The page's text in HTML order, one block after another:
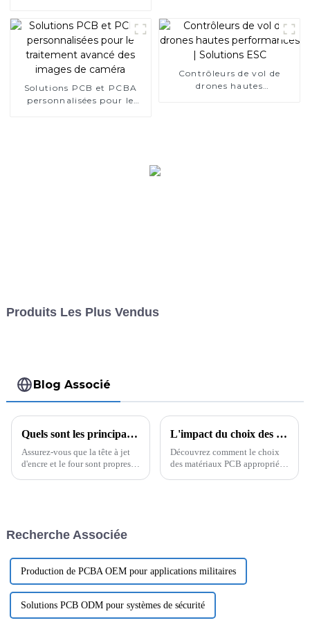
depuis 15 ans
Solutions PCB et PCBA
personnalisées pour le
Contrôleurs de vol de
drones hautes
Produits Les Plus Vendus
Blog Associé
Quels sont les principaux principes de fonctionnement et paramètres techniques du séchage post-jet d’encre sur PCB pour réduire les défauts ?
Assurez-vous que la tête à jet
d'encre et le four sont propres et
L'impact du choix des matériaux sur la fiabilité des circuits imprimés : Focus sur le Rogers 4350B
Découvrez comment le choix
des matériaux PCB appropriés,
Recherche Associée
Production de PCBA OEM pour applications militaires
Solutions PCB ODM pour systèmes de sécurité